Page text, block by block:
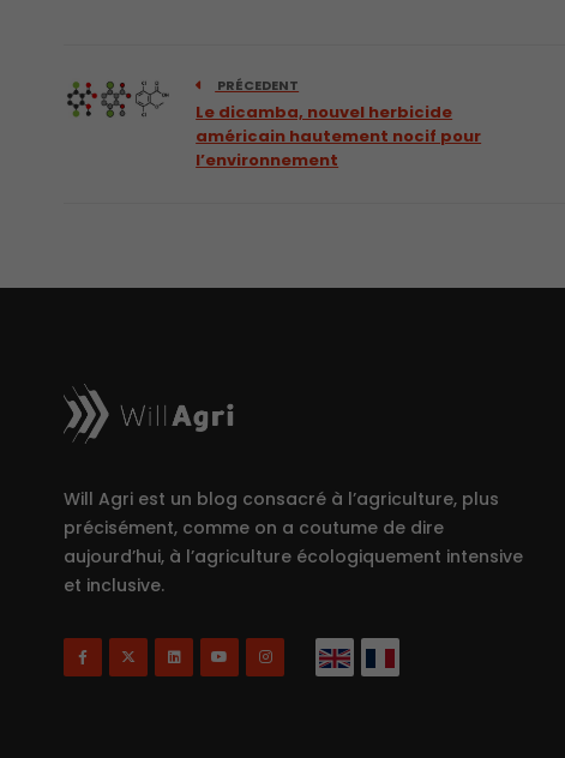
PRÉCEDENT
Le dicamba, nouvel herbicide
américain hautement nocif pour
l’environnement
Will Agri est un blog consacré à l’agriculture, plus
précisément, comme on a coutume de dire
aujourd’hui, à l’agriculture écologiquement intensive
et inclusive.